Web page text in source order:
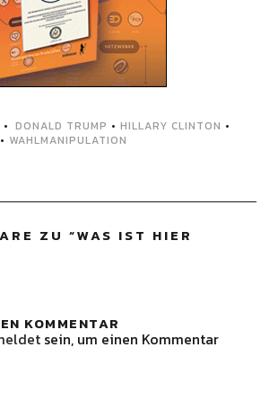
DONALD TRUMP • HILLARY CLINTON •
• WAHLMANIPULATION
ZU “WAS IST HIER
KOMMENTAR
sein, um einen Kommentar